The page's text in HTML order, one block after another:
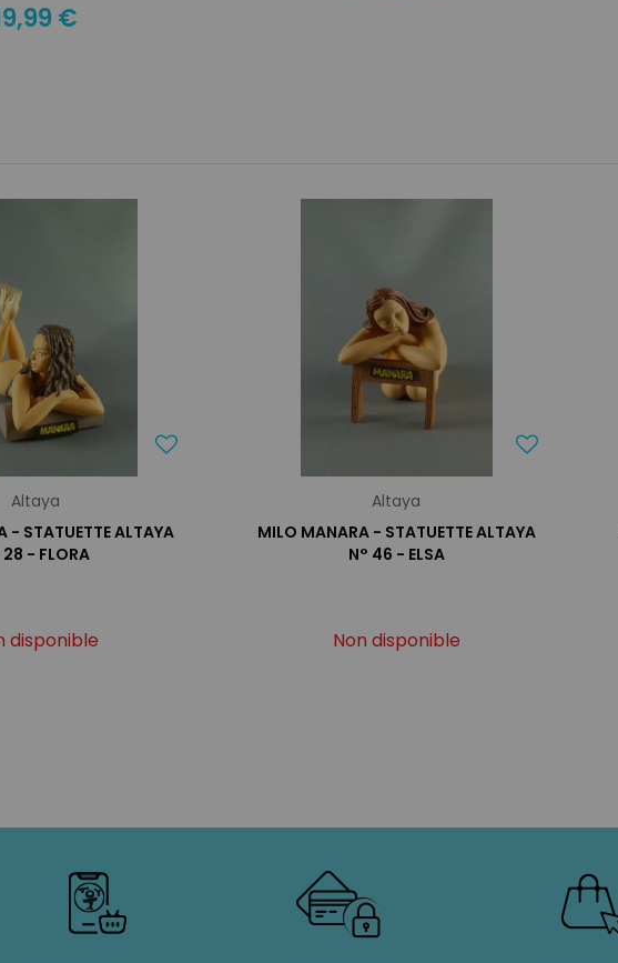
€
Altaya
- STATUETTE ALTAYA
28 - FLORA
disponible
Altaya
MILO MANARA - STATUETTE ALTAYA
N° 46 - ELSA
Non disponible